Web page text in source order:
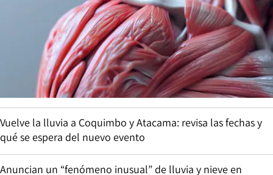
Vuelve la lluvia a Coquimbo y Atacama: revisa las fechas y
qué se espera del nuevo evento
Anuncian un “fenómeno inusual” de lluvia y nieve en